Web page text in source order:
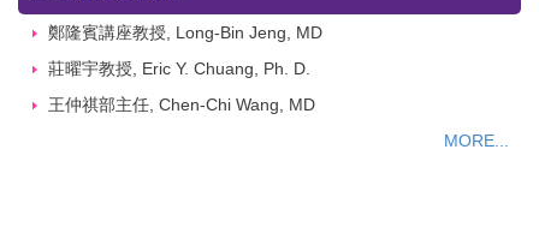
鄭隆賓講座教授, Long-Bin Jeng, MD
莊曜宇教授, Eric Y. Chuang, Ph. D.
王仲祺部主任, Chen-Chi Wang, MD
MORE...